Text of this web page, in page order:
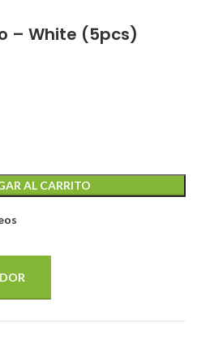
– White (5pcs)
AL CARRITO